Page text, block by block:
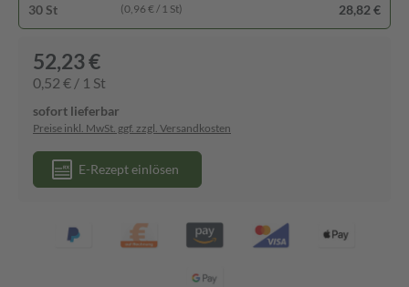
30 St (0,96 € / 1 St) 28,82 €
52,23 €
0,52 € / 1 St
sofort lieferbar
Preise inkl. MwSt. ggf. zzgl. Versandkosten
E-Rezept einlösen